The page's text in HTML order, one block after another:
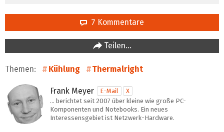
7 Kommentare
Teilen…
Themen: Kühlung Thermalright
Frank Meyer E-Mail
X
… berichtet seit 2007 über kleine wie große PC-
Komponenten und Notebooks. Ein neues
Interessensgebiet ist Netzwerk-Hardware.